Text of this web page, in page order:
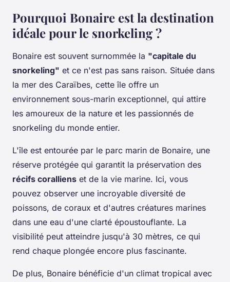
Pourquoi Bonaire est la destination
idéale pour le snorkeling ?
Bonaire est souvent surnommée la "capitale du
snorkeling" et ce n'est pas sans raison. Située dans
la mer des Caraïbes, cette île offre un
environnement sous-marin exceptionnel, qui attire
les amoureux de la nature et les passionnés de
snorkeling du monde entier.
L'île est entourée par le parc marin de Bonaire, une
réserve protégée qui garantit la préservation des
récifs coralliens et de la vie marine. Ici, vous
pouvez observer une incroyable diversité de
poissons, de coraux et d'autres créatures marines
dans une eau d'une clarté époustouflante. La
visibilité peut atteindre jusqu'à 30 mètres, ce qui
rend chaque plongée encore plus fascinante.
De plus, Bonaire bénéficie d'un climat tropical avec